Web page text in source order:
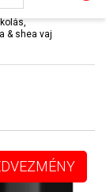
& shea vaj